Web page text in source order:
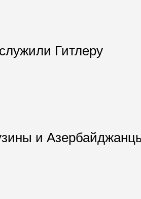
Гитлеру
и